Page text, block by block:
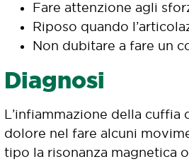
Fare attenzione agli
Riposo quando
Non dubitare a fare un
Diagnosi
L’infiammazione della
dolore nel fare alcuni
tipo la risonanza magnetica